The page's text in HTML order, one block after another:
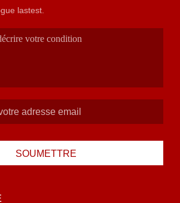
lastest.
SOUMETTRE